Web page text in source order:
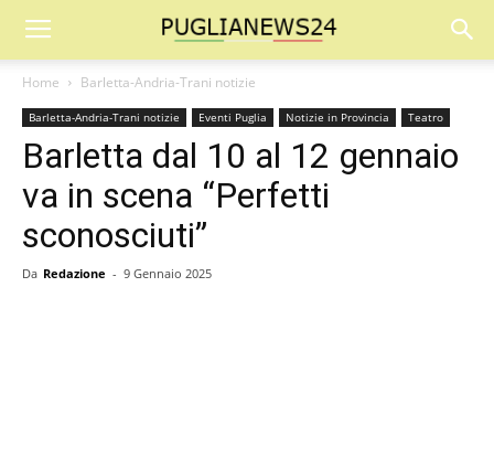
Home Barletta-Andria-Trani notizie
Barletta-Andria-Trani notizie Eventi Puglia Notizie in Provincia Teatro
Barletta dal 10 al 12 gennaio
va in scena “Perfetti
sconosciuti”
Da Redazione - 9 Gennaio 2025